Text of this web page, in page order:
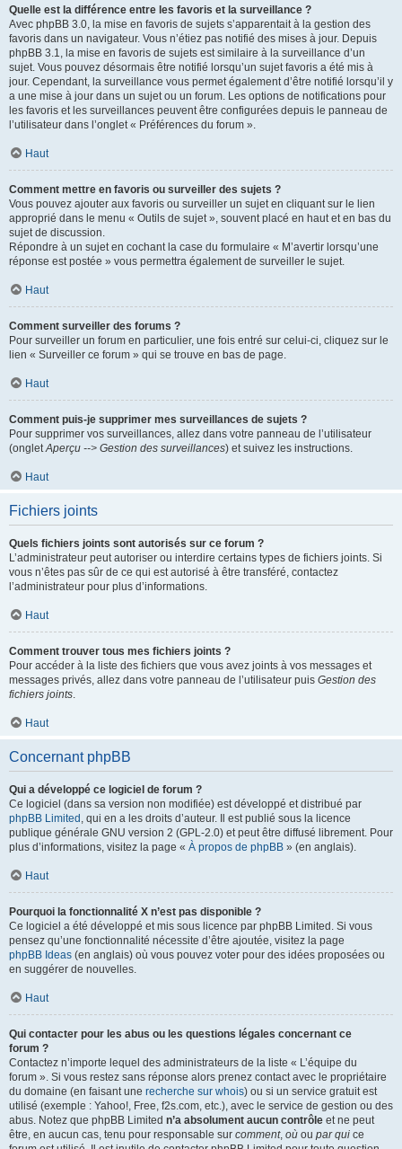
Quelle est la différence entre les favoris et la surveillance ?
Avec phpBB 3.0, la mise en favoris de sujets s’apparentait à la gestion des
favoris dans un navigateur. Vous n’étiez pas notifié des mises à jour. Depuis
phpBB 3.1, la mise en favoris de sujets est similaire à la surveillance d’un
sujet. Vous pouvez désormais être notifié lorsqu’un sujet favoris a été mis à
jour. Cependant, la surveillance vous permet également d’être notifié lorsqu’il y
a une mise à jour dans un sujet ou un forum. Les options de notifications pour
les favoris et les surveillances peuvent être configurées depuis le panneau de
l’utilisateur dans l’onglet « Préférences du forum ».
Haut
Comment mettre en favoris ou surveiller des sujets ?
Vous pouvez ajouter aux favoris ou surveiller un sujet en cliquant sur le lien
approprié dans le menu « Outils de sujet », souvent placé en haut et en bas du
sujet de discussion.
Répondre à un sujet en cochant la case du formulaire « M’avertir lorsqu’une
réponse est postée » vous permettra également de surveiller le sujet.
Haut
Comment surveiller des forums ?
Pour surveiller un forum en particulier, une fois entré sur celui-ci, cliquez sur le
lien « Surveiller ce forum » qui se trouve en bas de page.
Haut
Comment puis-je supprimer mes surveillances de sujets ?
Pour supprimer vos surveillances, allez dans votre panneau de l’utilisateur
(ongletAperçu --> Gestion des surveillances) et suivez les instructions.
Haut
Fichiers joints
Quels fichiers joints sont autorisés sur ce forum ?
L’administrateur peut autoriser ou interdire certains types de fichiers joints. Si
vous n’êtes pas sûr de ce qui est autorisé à être transféré, contactez
l’administrateur pour plus d’informations.
Haut
Comment trouver tous mes fichiers joints ?
Pour accéder à la liste des fichiers que vous avez joints à vos messages et
messages privés, allez dans votre panneau de l’utilisateur puis Gestion des
fichiers joints.
Haut
Concernant phpBB
Qui a développé ce logiciel de forum ?
Ce logiciel (dans sa version non modifiée) est développé et distribué par
phpBB Limited , qui en a les droits d’auteur. Il est publié sous la licence
publique générale GNU version 2 (GPL-2.0) et peut être diffusé librement. Pour
plus d’informations, visitez la page « À propos de phpBB » (en anglais).
Haut
Pourquoi la fonctionnalité X n’est pas disponible ?
Ce logiciel a été développé et mis sous licence par phpBB Limited. Si vous
pensez qu’une fonctionnalité nécessite d’être ajoutée, visitez la page
phpBB Ideas (en anglais) où vous pouvez voter pour des idées proposées ou
en suggérer de nouvelles.
Haut
Qui contacter pour les abus ou les questions légales concernant ce
forum ?
Contactez n’importe lequel des administrateurs de la liste « L’équipe du
forum ». Si vous restez sans réponse alors prenez contact avec le propriétaire
du domaine (en faisant une recherche sur whois) ou si un service gratuit est
utilisé (exemple : Yahoo!, Free, f2s.com, etc.), avec le service de gestion ou des
abus. Notez que phpBB Limited n’a absolument aucun contrôle et ne peut
être, en aucun cas, tenu pour responsable sur comment, où ou par qui ce